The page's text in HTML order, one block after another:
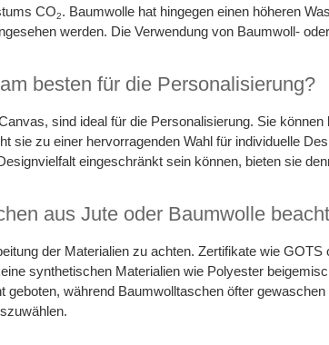
CO2. Baumwolle hat hingegen einen höheren
werden. Die Verwendung von Baumwoll-
besten für die Personalisierung?
sind ideal für die Personalisierung. Sie
sie zu einer hervorragenden Wahl für individuelle
eingeschränkt sein können, bieten sie
aus Jute oder Baumwolle
der Materialien zu achten. Zertifikate wie
synthetischen Materialien wie Polyester
während Baumwolltaschen öfter